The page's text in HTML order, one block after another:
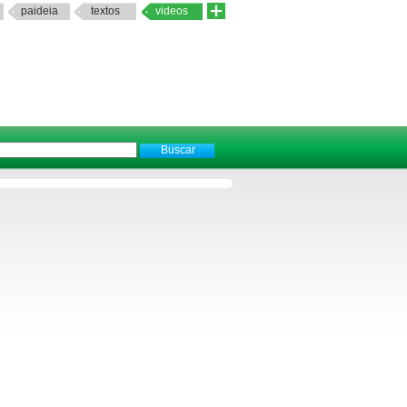
paideia textos videos